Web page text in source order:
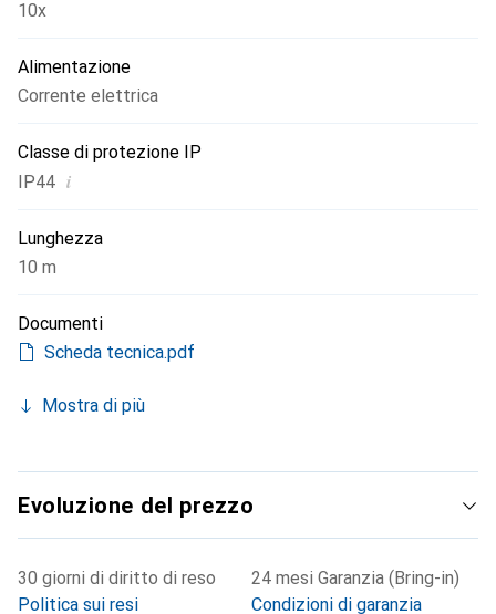
10x
Alimentazione
Corrente elettrica
Classe di protezione IP
IP44 i
Lunghezza
10 m
Documenti
Scheda tecnica.pdf
Mostra di più
Evoluzione del prezzo
30 giorni di diritto di reso
Politica sui resi
24 mesi Garanzia (Bring-in)
Condizioni di garanzia